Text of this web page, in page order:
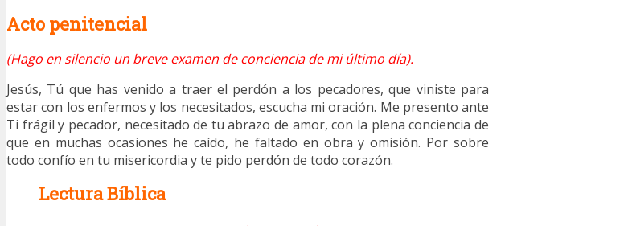
Acto penitencial
(Hago en silencio un breve examen de conciencia de mi último día).
Jesús, Tú que has venido a traer el perdón a los pecadores, que viniste para
estar con los enfermos y los necesitados, escucha mi oración. Me presento ante
Ti frágil y pecador, necesitado de tu abrazo de amor, con la plena conciencia de
que en muchas ocasiones he caído, he faltado en obra y omisión. Por sobre
todo confío en tu misericordia y te pido perdón de todo corazón.
Lectura Bíblica